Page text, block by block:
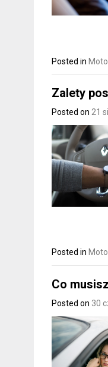
Posted in
Zalety
Posted on 21
Posted in
Co
Posted on 30